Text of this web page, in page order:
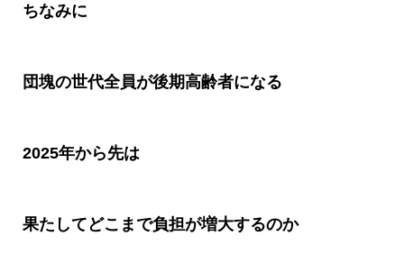
ちなみに
団塊の世代全員が後期高齢者になる
2025年から先は
果たしてどこまで負担が増大するのか